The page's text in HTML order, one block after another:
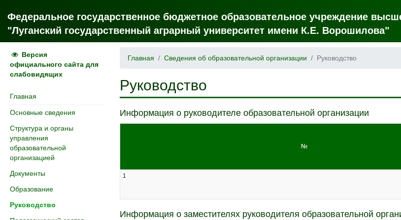
Федеральное государственное бюджетное образовательное учреждение
"Луганский государственный аграрный университет имени К.Е. Ворошилова"
Версия
официального сайта для
слабовидящих
Главная
Основные сведения
Структура и органы
управления
образовательной
организацией
Документы
Образование
Руководство
Главная Сведения об образовательной организации Руководство
Руководство
Информация о руководителе образовательной организации
№
1
Информация о заместителях руководителя образовательной